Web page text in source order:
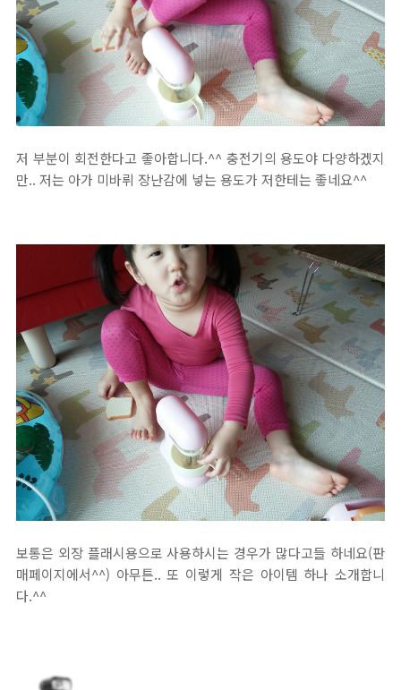
저 부분이 회전한다고 좋아합니다.^^ 충전기의 용도야 다양하겠지
만.. 저는 아가 미바뤼 장난감에 넣는 용도가 저한테는 좋네요^^
보통은 외장 플래시용으로 사용하시는 경우가 많다고들 하네요(판
매페이지에서^^) 아무튼.. 또 이렇게 작은 아이템 하나 소개합니
다.^^